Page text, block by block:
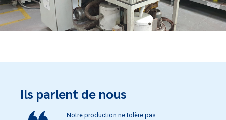
Ils parlent de nous
Notre production ne tolère pas